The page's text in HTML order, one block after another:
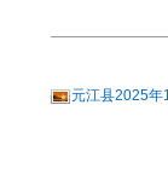
元江县2025年